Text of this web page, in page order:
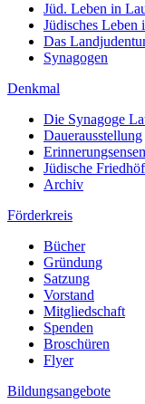
Jüd. Leben in
Jüdisches
Das
Synagogen
Denkmal
Die Synagoge
Dauerausstellung
Jüdische
Archiv
Förderkreis
Bücher
Gründung
Satzung
Vorstand
Mitgliedschaft
Spenden
Broschüren
Flyer
Bildungsangebote